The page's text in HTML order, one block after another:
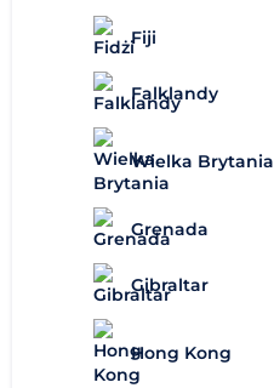
Fiji
Falklandy
Wielka Brytania
Grenada
Gibraltar
Hong Kong